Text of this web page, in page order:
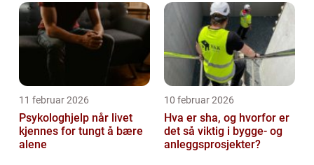
11 februar 2026
Psykologhjelp når livet
kjennes for tungt å bære
alene
10 februar 2026
Hva er sha, og hvorfor er
det så viktig i bygge- og
anleggsprosjekter?